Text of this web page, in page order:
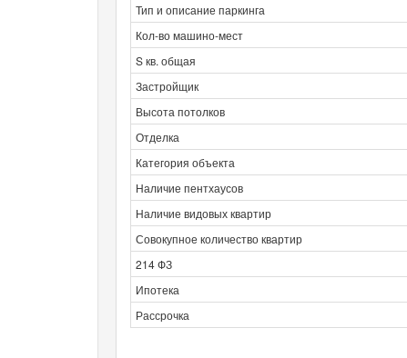
Тип и описание паркинга
Кол-во машино-мест
S кв. общая
Застройщик
Высота потолков
Отделка
Категория объекта
Наличие пентхаусов
Наличие видовых квартир
Совокупное количество квартир
214 ФЗ
Ипотека
Рассрочка